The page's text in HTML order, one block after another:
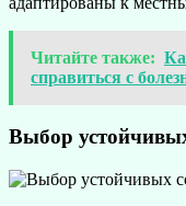
Читайте также:
справиться с
Выбор